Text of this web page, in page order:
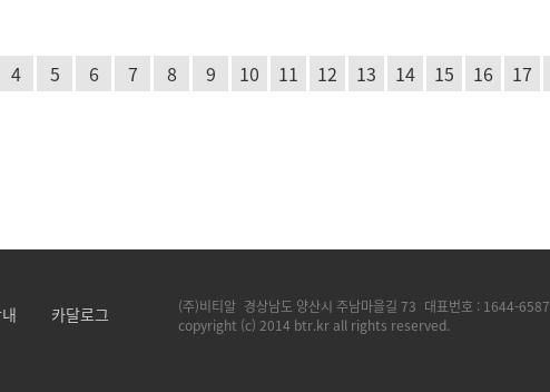
4 5 6 7 8 9 10 11 12 13 14 15 16 17
카달로그 (주)비티알 경상남도 양산시 주남마을길 73 대표번호 : 1644-6587
copyright (c) 2014 btr.kr all rights reserved.